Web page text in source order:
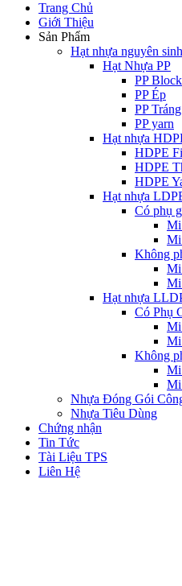
Trang Chủ
Giới Thiệu
Sản Phẩm
Hạt nhựa nguyên sinh
Hạt Nhựa PP
PP Block
PP Ép
PP Tráng
PP yarn
Hạt nhựa
HDPE
HDPE
HDPE
Hạt nhựa
Có phụ
Mi
Không
Mi
Hạt nhựa
Có Phụ
Mi
Mi
Không
Mi
Mi
Nhựa Đóng Gói
Nhựa Tiêu Dùng
Chứng nhận
Tin Tức
Tài Liệu TPS
Liên Hệ